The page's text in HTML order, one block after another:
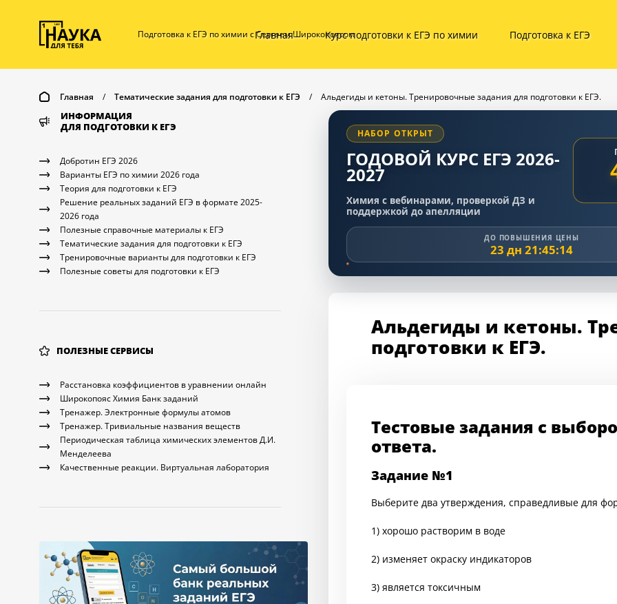
Подготовка к ЕГЭ по химии с Сергеем Широкопоясом
Главная Курс подготовки к ЕГЭ по химии Подготовка к ЕГЭ
Главная / Тематические задания для подготовки к ЕГЭ / Альдегиды и кетоны. Тренировочные задания для подготовки к ЕГЭ.
ИНФОРМАЦИЯ
ДЛЯ ПОДГОТОВКИ К ЕГЭ
Добротин ЕГЭ 2026
Варианты ЕГЭ по химии 2026 года
Теория для подготовки к ЕГЭ
Решение реальных заданий ЕГЭ в формате 2025-
2026 года
Полезные справочные материалы к ЕГЭ
Тематические задания для подготовки к ЕГЭ
Тренировочные варианты для подготовки к ЕГЭ
Полезные советы для подготовки к ЕГЭ
ПОЛЕЗНЫЕ СЕРВИСЫ
Расстановка коэффициентов в уравнении онлайн
Широкопояс Химия Банк заданий
Тренажер. Электронные формулы атомов
Тренажер. Тривиальные названия веществ
Периодическая таблица химических элементов Д.И.
Менделеева
Качественные реакции. Виртуальная лаборатория
НАБОР ОТКРЫТ
ГОДОВОЙ КУРС ЕГЭ 2026-
2027
Химия с вебинарами, проверкой ДЗ и
поддержкой до апелляции
ДО ПОВЫШЕНИЯ ЦЕНЫ
23 дн 21:45:13
Альдегиды и кетоны.
подготовки к ЕГЭ.
Тестовые задания с
ответа.
Задание №1
Выберите два утверждения, справедливые для
1) хорошо растворим в воде
2) изменяет окраску индикаторов
3) является токсичным